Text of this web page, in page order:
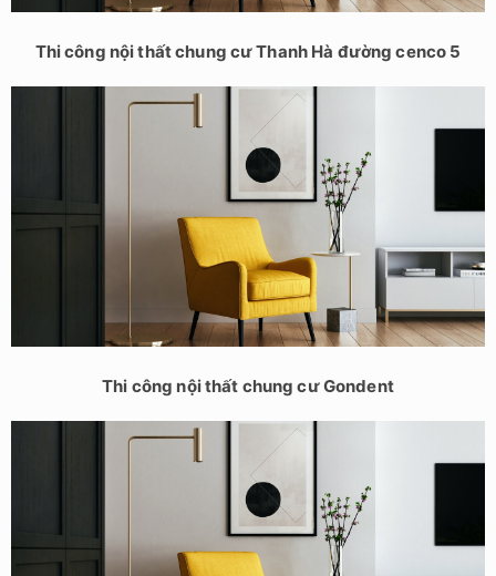
Thi công nội thất chung cư Thanh Hà đường cenco 5
Thi công nội thất chung cư Gondent